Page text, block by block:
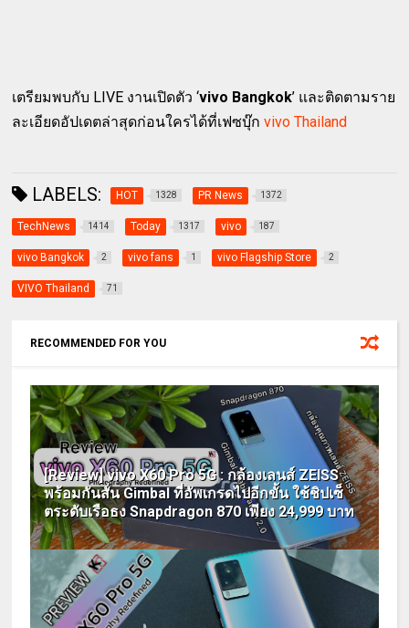
เตรียมพบกับ LIVE งานเปิดตัว ‘vivo Bangkok’ และติดตามราย
ละเอียดอัปเดตล่าสุดก่อนใครได้ที่เฟซบุ๊กvivo Thailand
LABELS: HOT 1328 PR News 1372
TechNews 1414 Today 1317 vivo 187
vivo Bangkok 2 vivo fans 1 vivo Flagship Store 2
VIVO Thailand 71
RECOMMENDED FOR YOU
[Review] vivo X60 Pro 5G : กล้องเลนส์ ZEISS
พร้อมกันสั่น Gimbal ที่อัพเกรดไปอีกขั้น ใช้ชิปเซ็
ตระดับเรือธง Snapdragon 870 เพียง 24,999 บาท